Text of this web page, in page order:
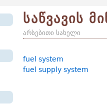
საწვავის
არსებითი სახელი
fuel system
fuel supply system